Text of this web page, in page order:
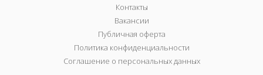
Контакты
Вакансии
Публичная оферта
Политика конфиденциальности
Соглашение о персональных данных